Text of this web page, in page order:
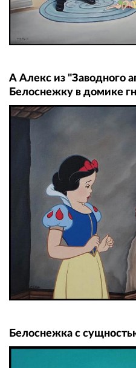
А Алекс из "Заводного
Белоснежку в домике
Белоснежка с